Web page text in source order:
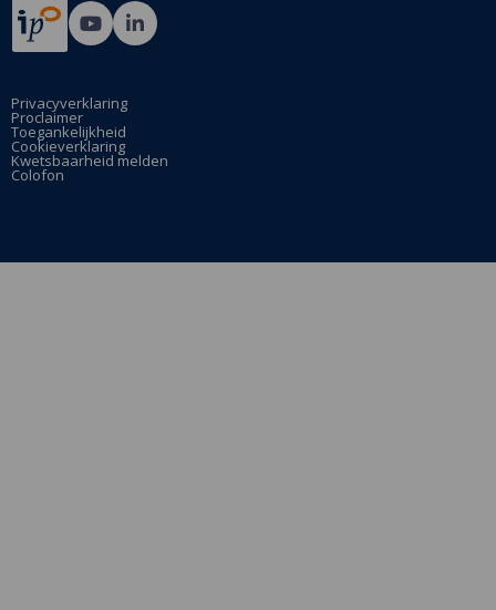
Ga
naar
YouTube
pagina
Ga
naar
pagina
Privacyverklaring
Proclaimer
Toegankelijkheid
Cookieverklaring
Kwetsbaarheid melden
Colofon